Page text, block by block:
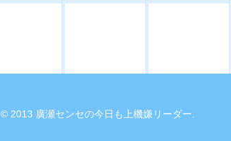
© 2013 廣瀬センセの今日も上機嫌リーダー.